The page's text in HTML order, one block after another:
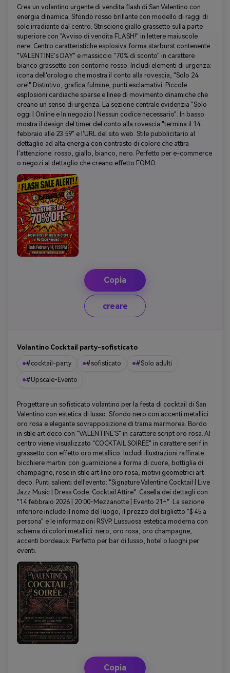
Crea un volantino urgente di vendita flash di San Valentino con
energia dinamica. Sfondo rosso brillante con modello di raggi di
sole irradiante dal centro. Striscione giallo grassetto sulla parte
superiore con "Avviso di vendita FLASH!" in lettere maiuscole
nere. Centro caratteristiche esplosiva forma starburst contenente
"VALENTINE's DAY" e massiccio "70% di sconto" in carattere
bianco grassetto con contorno rosso. Includi elementi di urgenza:
icona dell'orologio che mostra il conto alla rovescia, "Solo 24
ore!" Distintivo, grafica fulmine, punti esclamativi. Piccole
esplosioni cardiache sparse e linee di movimento dinamiche che
creano un senso di urgenza. La sezione centrale evidenzia "Solo
oggi | Online e In negozio | Nessun codice necessario". In basso
mostra il design del timer del conto alla rovescia "termina il 14
febbraio alle 23:59" e l'URL del sito web. Stile pubblicitario al
dettaglio ad alta energia con contrasto di colore che attira
l'attenzione: rosso, giallo, bianco, nero. Perfetto per e-commerce
o negozi al dettaglio che creano effetto FOMO.
Copia
creare
Volantino Cocktail party-sofisticato
#cocktail-party #sofisticato #Solo adulti
#Upscale-Evento
Progettare un sofisticato volantino per la festa di cocktail di San
Valentino con estetica di lusso. Sfondo nero con accenti metallici
oro rosa e elegante sovrapposizione di trama marmorea. Bordo
in stile art deco con "VALENTINE'S" in carattere script oro rosa. Al
centro viene visualizzato "COCKTAIL SOIRÉE" in carattere serif in
grassetto con effetto oro metallico. Includi illustrazioni raffinate:
bicchiere martini con guarnizione a forma di cuore, bottiglia di
champagne, rose in stile art line oro rosa, motivi geometrici art
deco. Punti salienti dell'evento: "Signature Valentine Cocktail | Live
Jazz Music | Dress Code: Cocktail Attire". Casella dei dettagli con
"14 febbraio 2026 | 20:00-Mezzanotte | Evento 21+". La sezione
inferiore include il nome del luogo, il prezzo del biglietto "$ 45 a
persona" e le informazioni RSVP. Lussuosa estetica moderna con
schema di colori metallici: nero, oro rosa, oro champagne,
accenti bordeaux. Perfetto per bar di lusso, hotel o luoghi per
eventi.
Copia